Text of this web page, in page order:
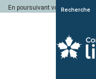
En poursuivant votreRecherche